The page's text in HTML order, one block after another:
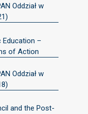
Oddział w
–
of Action
Oddział w
and the Post-